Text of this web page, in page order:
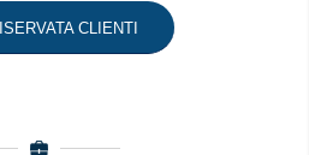
CLIENTI